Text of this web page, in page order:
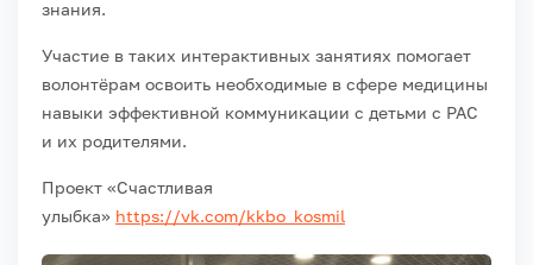
знания.
Участие в таких интерактивных занятиях помогает
волонтёрам освоить необходимые в сфере медицины
навыки эффективной коммуникации с детьми с РАС
и их родителями.
Проект «Счастливая
улыбка» https://vk.com/kkbo_kosmil